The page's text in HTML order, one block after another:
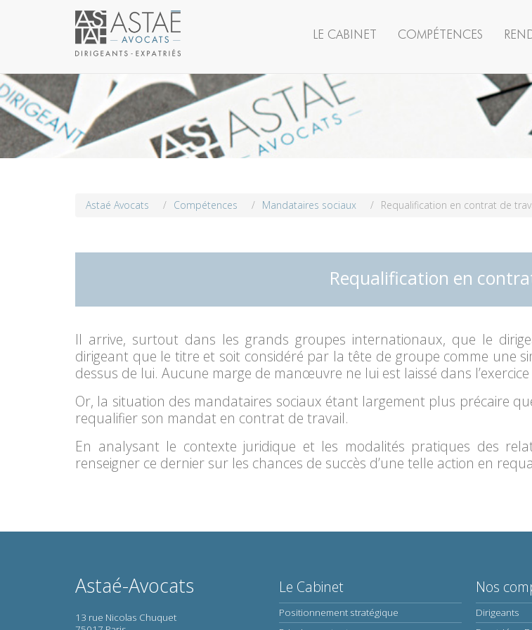
LE CABINET COMPÉTENCES
Astaé Avocats / Compétences / Mandataires sociaux / Requalification en contrat de
Requalification en
Il arrive, surtout dans les grands groupes internationaux, que le
dirigeant que le titre et soit considéré par la tête de groupe comme une
dessus de lui. Aucune marge de manœuvre ne lui est laissé dans
Or, la situation des mandataires sociaux étant largement plus précaire
requalifier son mandat en contrat de travail.
En analysant le contexte juridique et les modalités pratiques des
renseigner ce dernier sur les chances de succès d’une telle action en
Astaé-Avocats
13 rue Nicolas Chuquet
Le Cabinet
Positionnement stratégique
Nos
Dirigeants